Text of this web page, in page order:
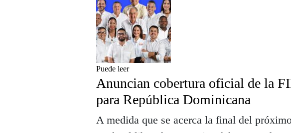
Puede leer
Anuncian cobertura oficial de la
para República Dominicana
A medida que se acerca la final del